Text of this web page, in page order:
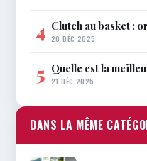
4 Clutch au basket :
20 DÉC 2025
5 Quelle est la
21 DÉC 2025
DANS LA MÊME